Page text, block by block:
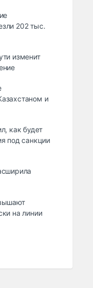
202 тыс.
изменит
и
как будет
под санкции
на линии